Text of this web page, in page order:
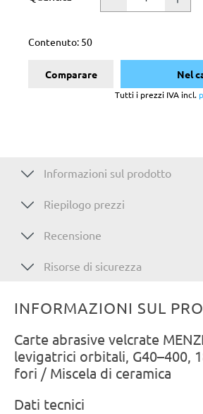
Contenuto: 50
Comparare Nel
Tutti i prezzi IVA incl.
Informazioni sul prodotto
Riepilogo prezzi
Recensione
Risorse di sicurezza
INFORMAZIONI SUL
Carte abrasive velcrate
levigatrici orbitali, G40–400,
fori / Miscela di ceramica
Dati tecnici